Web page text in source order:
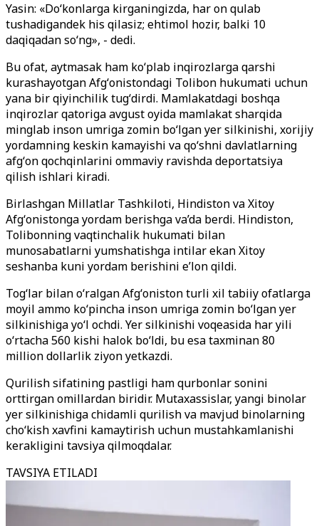
Yasin: «Doʻkonlarga kirganingizda, har on qulab
tushadigandek his qilasiz; ehtimol hozir, balki 10
daqiqadan soʻng», - dedi.
Bu ofat, aytmasak ham koʻplab inqirozlarga qarshi
kurashayotgan Afgʻonistondagi Tolibon hukumati uchun
yana bir qiyinchilik tugʻdirdi. Mamlakatdagi boshqa
inqirozlar qatoriga avgust oyida mamlakat sharqida
minglab inson umriga zomin boʻlgan yer silkinishi, xorijiy
yordamning keskin kamayishi va qoʻshni davlatlarning
afgʻon qochqinlarini ommaviy ravishda deportatsiya
qilish ishlari kiradi.
Birlashgan Millatlar Tashkiloti, Hindiston va Xitoy
Afgʻonistonga yordam berishga va’da berdi. Hindiston,
Tolibonning vaqtinchalik hukumati bilan
munosabatlarni yumshatishga intilar ekan Xitoy
seshanba kuni yordam berishini e’lon qildi.
Togʻlar bilan oʻralgan Afgʻoniston turli xil tabiiy ofatlarga
moyil ammo koʻpincha inson umriga zomin boʻlgan yer
silkinishiga yoʻl ochdi. Yer silkinishi voqeasida har yili
oʻrtacha 560 kishi halok boʻldi, bu esa taxminan 80
million dollarlik ziyon yetkazdi.
Qurilish sifatining pastligi ham qurbonlar sonini
orttirgan omillardan biridir. Mutaxassislar, yangi binolar
yer silkinishiga chidamli qurilish va mavjud binolarning
choʻkish xavfini kamaytirish uchun mustahkamlanishi
kerakligini tavsiya qilmoqdalar.
TAVSIYA ETILADI